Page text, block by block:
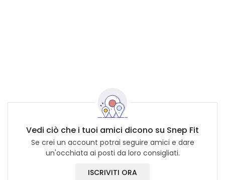
Vedi ciò che i tuoi amici dicono su Snep Fit
Se crei un account potrai seguire amici e dare
un'occhiata ai posti da loro consigliati.
ISCRIVITI ORA